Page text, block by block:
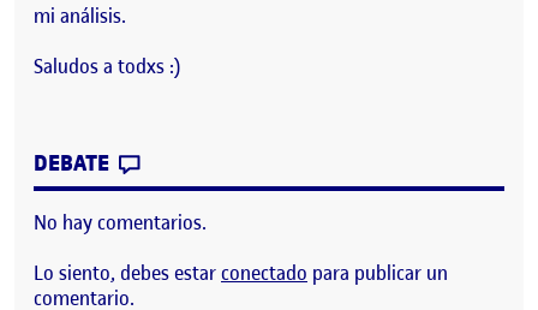
mi análisis.
Saludos a todxs :)
DEBATE
No hay comentarios.
Lo siento, debes estarconectado para publicar un
comentario.